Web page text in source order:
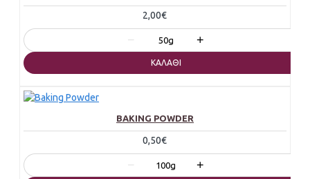
2,00€
− 50g +
ΚΑΛΆΘΙ
BAKING POWDER
0,50€
− 100g +